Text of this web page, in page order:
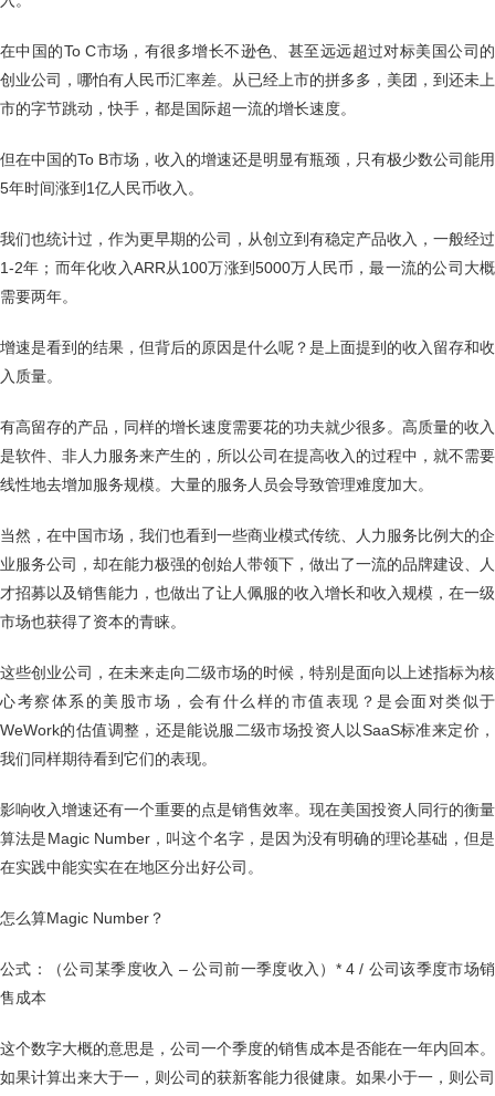
在中国的To C市场，有很多增长不逊色、甚至远远超过对标美国公司的
创业公司，哪怕有人民币汇率差。从已经上市的拼多多，美团，到还未上
市的字节跳动，快手，都是国际超一流的增长速度。
但在中国的To B市场，收入的增速还是明显有瓶颈，只有极少数公司能用
5年时间涨到1亿人民币收入。
我们也统计过，作为更早期的公司，从创立到有稳定产品收入，一般经过
1-2年；而年化收入ARR从100万涨到5000万人民币，最一流的公司大概
需要两年。
增速是看到的结果，但背后的原因是什么呢？是上面提到的收入留存和收
入质量。
有高留存的产品，同样的增长速度需要花的功夫就少很多。高质量的收入
是软件、非人力服务来产生的，所以公司在提高收入的过程中，就不需要
线性地去增加服务规模。大量的服务人员会导致管理难度加大。
当然，在中国市场，我们也看到一些商业模式传统、人力服务比例大的企
业服务公司，却在能力极强的创始人带领下，做出了一流的品牌建设、人
才招募以及销售能力，也做出了让人佩服的收入增长和收入规模，在一级
市场也获得了资本的青睐。
这些创业公司，在未来走向二级市场的时候，特别是面向以上述指标为核
心考察体系的美股市场，会有什么样的市值表现？是会面对类似于
WeWork的估值调整，还是能说服二级市场投资人以SaaS标准来定价，
我们同样期待看到它们的表现。
影响收入增速还有一个重要的点是销售效率。现在美国投资人同行的衡量
算法是Magic Number，叫这个名字，是因为没有明确的理论基础，但是
在实践中能实实在在地区分出好公司。
怎么算Magic Number？
公式：（公司某季度收入 – 公司前一季度收入）* 4 / 公司该季度市场销
售成本
这个数字大概的意思是，公司一个季度的销售成本是否能在一年内回本。
如果计算出来大于一，则公司的获新客能力很健康。如果小于一，则公司